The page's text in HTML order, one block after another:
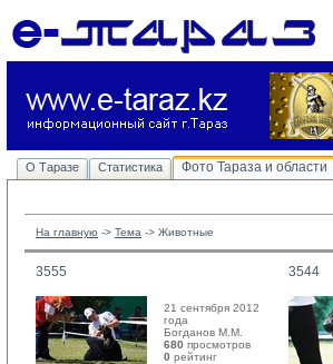
О Таразе Статистика Фото Тараза и области
На главную -> Тема -> Животные
3555
21 сентября 2012
года
Богданов М.М.
680 просмотров
0 рейтинг
3544